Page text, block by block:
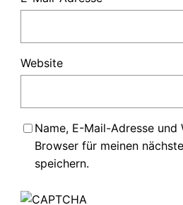
Website
Name, E-Mail-Adresse und
Browser für meinen
speichern.